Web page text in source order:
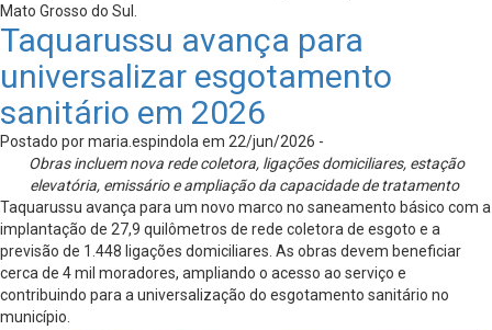
Mato Grosso do Sul.
Taquarussu avança para
universalizar esgotamento
sanitário em 2026
Postado por maria.espindola em 22/jun/2026 -
Obras incluem nova rede coletora, ligações domiciliares, estação
elevatória, emissário e ampliação da capacidade de tratamento
Taquarussu avança para um novo marco no saneamento básico com a
implantação de 27,9 quilômetros de rede coletora de esgoto e a
previsão de 1.448 ligações domiciliares. As obras devem beneficiar
cerca de 4 mil moradores, ampliando o acesso ao serviço e
contribuindo para a universalização do esgotamento sanitário no
município.